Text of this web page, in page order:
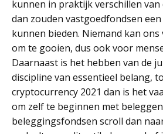
kunnen in praktijk verschillen van
dan zouden vastgoedfondsen
kunnen bieden. Niemand kan
om te gooien, dus ook voor
Daarnaast is het hebben van de
discipline van essentieel belang,
cryptocurrency 2021 dan is het
om zelf te beginnen met
beleggingsfondsen scroll dan